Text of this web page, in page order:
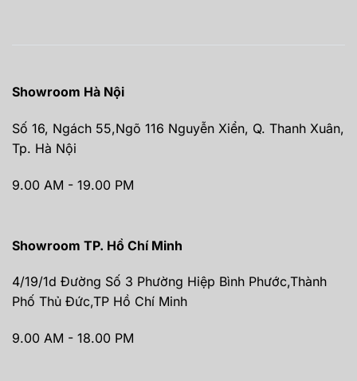
Showroom Hà Nội
Số 16, Ngách 55,Ngõ 116 Nguyễn Xiển, Q. Thanh Xuân,
Tp. Hà Nội
9.00 AM - 19.00 PM
Showroom TP. Hồ Chí Minh
4/19/1d Đường Số 3 Phường Hiệp Bình Phước,Thành
Phố Thủ Đức,TP Hồ Chí Minh
9.00 AM - 18.00 PM